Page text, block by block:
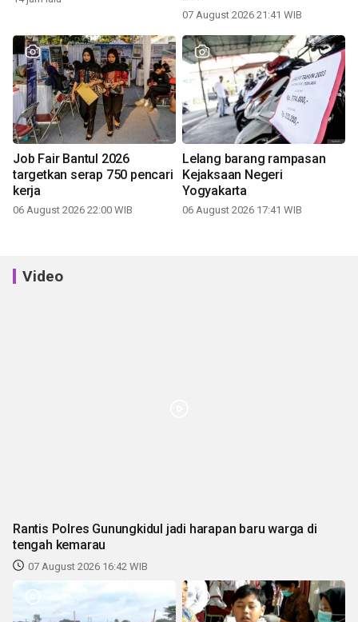
07 August 2026 21:41 WIB
Job Fair Bantul 2026
targetkan serap 750 pencari
kerja
06 August 2026 22:00 WIB
Lelang barang rampasan
Kejaksaan Negeri
Yogyakarta
06 August 2026 17:41 WIB
Video
Rantis Polres Gunungkidul jadi harapan baru warga di
tengah kemarau
07 August 2026 16:42 WIB